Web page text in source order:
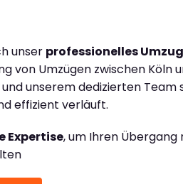
unser professionelles
von Umzügen zwischen Köln
unserem dedizierten Team
effizient verläuft.
Expertise, um Ihren Übergang